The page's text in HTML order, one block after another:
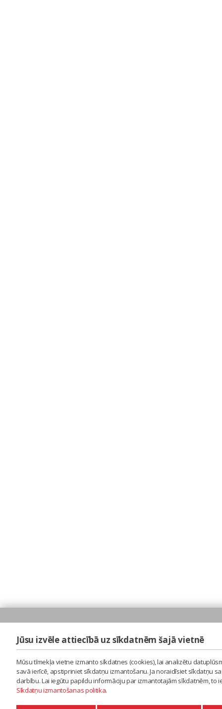
Jūsu izvēle attiecībā uz sīkdatnēm šajā vietnē
Mūsu tīmekļa vietne izmanto sīkdatnes (cookies), lai analizētu
savā ierīcē, apstipriniet sīkdatņu izmantošanu. Ja noraidīsiet sīkdatņu
darbību. Lai iegūtu papildu informāciju par izmantotajām sīkdatnēm,
Sīkdatņu izmantošanas politika.